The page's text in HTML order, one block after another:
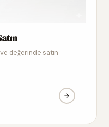
ve değerinde satın